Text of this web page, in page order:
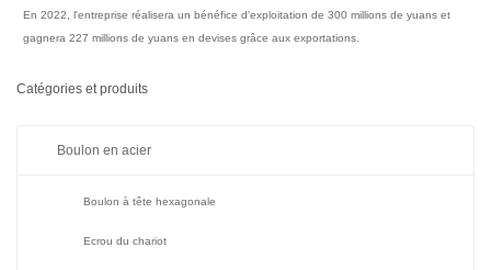
En 2022, l'entreprise réalisera un bénéfice d'exploitation de 300 millions de yuans et
gagnera 227 millions de yuans en devises grâce aux exportations.
Catégories et produits
Boulon en acier
Boulon à tête hexagonale
Ecrou du chariot